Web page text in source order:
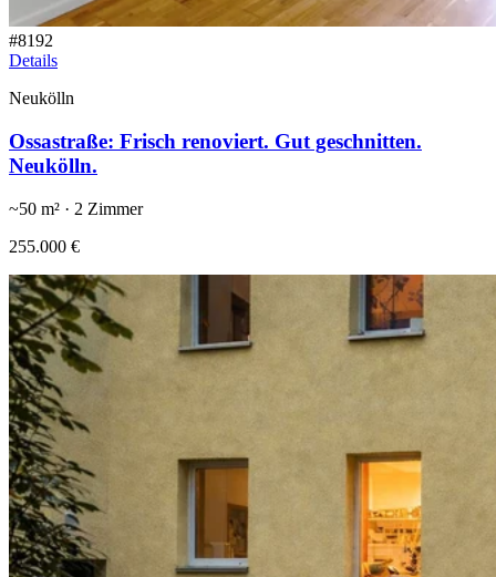
#8192
Details
Neukölln
Ossastraße: Frisch renoviert. Gut geschnitten.
Neukölln.
~50 m² · 2 Zimmer
255.000 €